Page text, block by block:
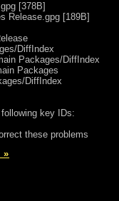
[378B]
Release.gpg [189B]
DiffIndex
Packages/DiffIndex
Packages
DiffIndex
key IDs:
these problems
»